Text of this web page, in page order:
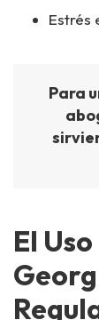
Estrés
Para
El